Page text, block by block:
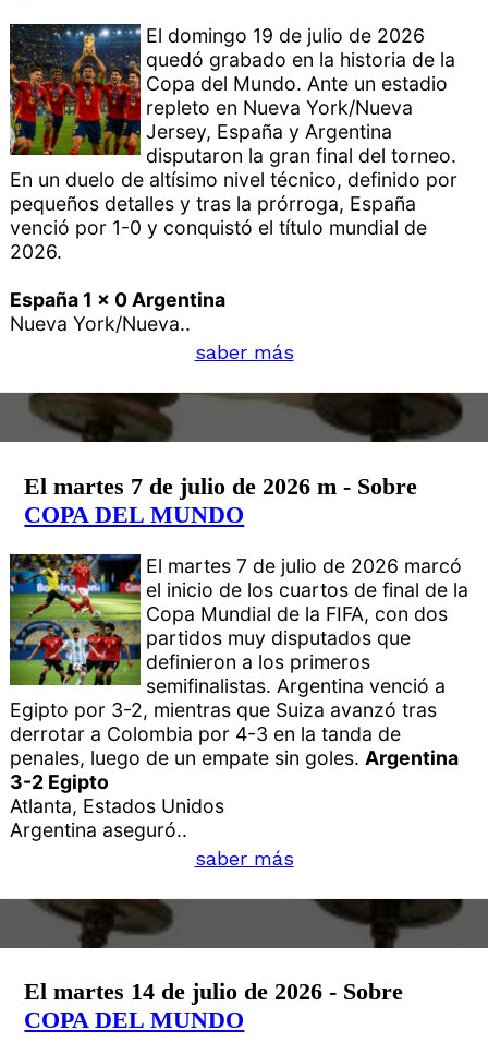
El domingo 19 de julio de 2026
quedó grabado en la historia de la
Copa del Mundo. Ante un estadio
repleto en Nueva York/Nueva
Jersey, España y Argentina
disputaron la gran final del torneo.
En un duelo de altísimo nivel técnico, definido por
pequeños detalles y tras la prórroga, España
venció por 1-0 y conquistó el título mundial de
2026.
España 1 x 0 Argentina
Nueva York/Nueva..
saber más
El martes 7 de julio de 2026 m - Sobre
COPA DEL MUNDO
El martes 7 de julio de 2026 marcó
el inicio de los cuartos de final de la
Copa Mundial de la FIFA, con dos
partidos muy disputados que
definieron a los primeros
semifinalistas. Argentina venció a
Egipto por 3-2, mientras que Suiza avanzó tras
derrotar a Colombia por 4-3 en la tanda de
penales, luego de un empate sin goles. Argentina
3-2 Egipto
Atlanta, Estados Unidos
Argentina aseguró..
saber más
El martes 14 de julio de 2026 - Sobre
COPA DEL MUNDO